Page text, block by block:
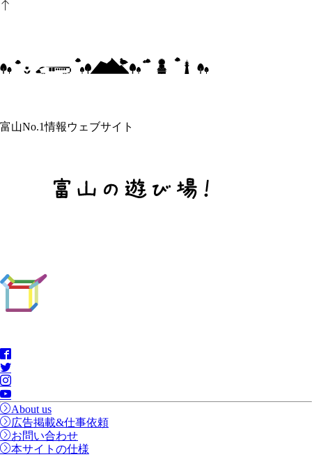
富山No.1情報ウェブサイト
About us
広告掲載&仕事依頼
お問い合わせ
本サイトの仕様